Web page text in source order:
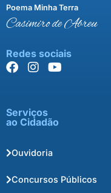
Poema Minha Terra
Casimiro de Abreu
Redes sociais
Serviços
ao Cidadão
Ouvidoria
Concursos Públicos